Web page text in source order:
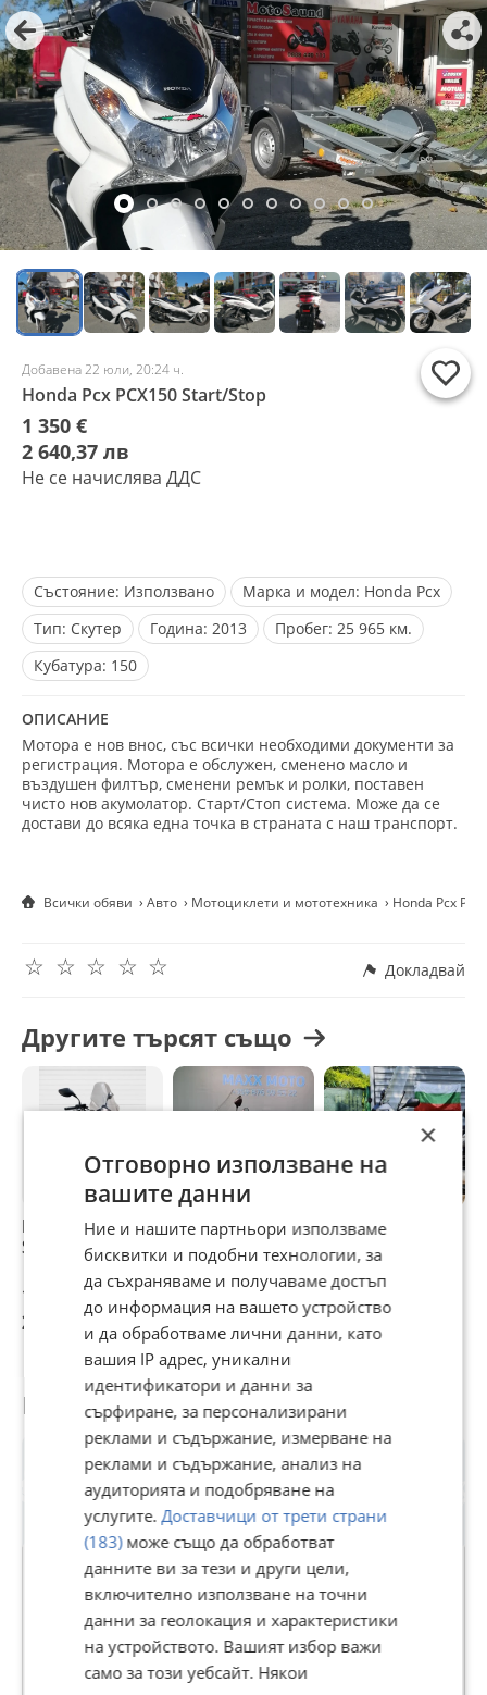
Добавена 22 юли, 20:24 ч.
Honda Pcx PCX150 Start/Stop
1 350 €
2 640,37 лв
Не се начислява ДДС
Състояние: Използвано Марка и модел: Honda Pcx
Тип: Скутер Година: 2013 Пробег: 25 965 км.
Кубатура: 150
ОПИСАНИЕ
Мотора е нов внос, със всички необходими документи за
регистрация. Мотора е обслужен, сменено масло и
въздушен филтър, сменени ремък и ролки, поставен
чисто нов акумолатор. Старт/Стоп система. Може да се
достави до всяка една точка в страната с наш транспорт.
Всички обяви Авто Мотоциклети и мототехника Honda Pcx
☆
☆
☆
☆
☆ Докладвай
Другите търсят също
Honda Pcx 125i
START STOP
1 450 €
2 835,95 лв
Honda Silver Wing
400i
1 300 €
2 542,58 лв
Honda Sh SH 300
1 390 €
2 718,60 лв
Потребител
MotoSaund Ltd
В Bazar.BG от 16 ноември 2024г.
Последно активен 07 юли в 18:00 ч.
×
Отговорно използване на
вашите данни
Ние и нашите партньори използваме
бисквитки и подобни технологии, за
да съхраняваме и получаваме достъп
до информация на вашето устройство
и да обработваме лични данни, като
вашия IP адрес, уникални
идентификатори и данни за
сърфиране, за персонализирани
реклами и съдържание, измерване на
реклами и съдържание, анализ на
аудиторията и подобряване на
услугите. Доставчици от трети страни
(183)може също да обработват
данните ви за тези и други цели,
включително използване на точни
данни за геолокация и характеристики
на устройството. Вашият избор важи
само за този уебсайт. Някои